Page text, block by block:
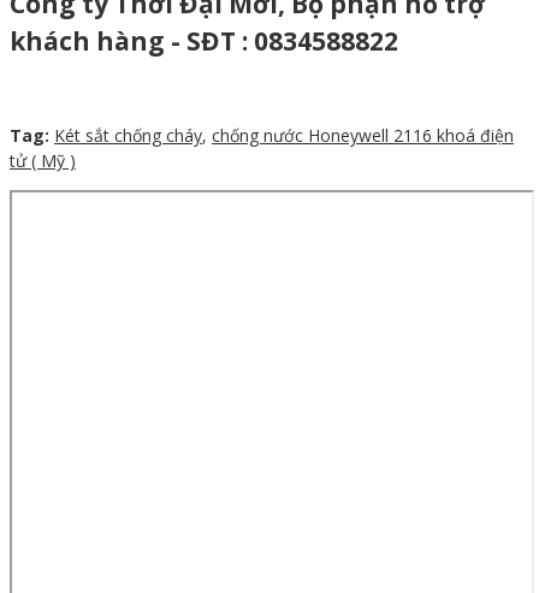
khách hàng - SĐT : 0834588822
Tag: Két sắt chống cháy, chống nước Honeywell 2116 khoá điện
tử ( Mỹ )